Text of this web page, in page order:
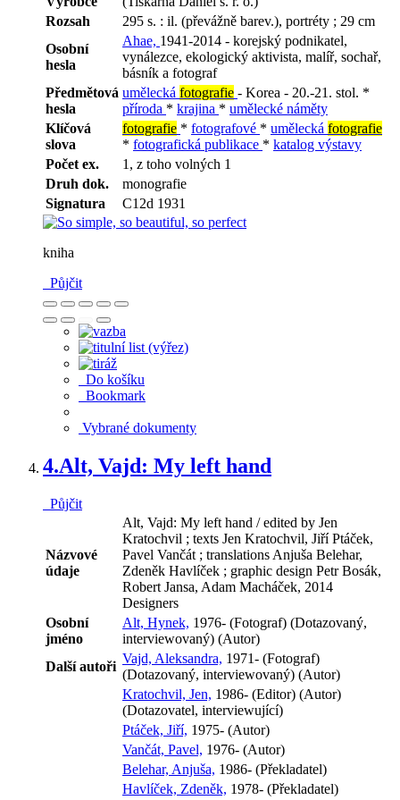
Rozsah
295 s. : il. (převážně barev.), portréty ; 29 cm
Osobní
hesla
Ahae, 1941-2014 - korejský podnikatel,
vynálezce, ekologický aktivista, malíř, sochař,
básník a fotograf
Předmětová
hesla
umělecká fotografie - Korea - 20.-21. stol. *
příroda * krajina * umělecké náměty
Klíčová
slova
fotografie * fotografové * umělecká fotografie
* fotografická publikace * katalog výstavy
Počet ex.
1, z toho volných 1
Druh dok.
monografie
Signatura
C12d 1931
kniha
Půjčit
Do košíku
Bookmark
Vybrané dokumenty
4.Alt, Vajd: My left hand
Půjčit
Názvové
údaje
Alt, Vajd: My left hand / edited by Jen
Kratochvil ; texts Jen Kratochvil, Jiří Ptáček,
Pavel Vančát ; translations Anjuša Belehar,
Zdeněk Havlíček ; graphic design Petr Bosák,
Robert Jansa, Adam Macháček, 2014
Designers
Osobní
jméno
Alt, Hynek, 1976- (Fotograf) (Dotazovaný,
interviewovaný) (Autor)
Další autoři
Vajd, Aleksandra, 1971- (Fotograf)
(Dotazovaný, interviewovaný) (Autor)
Kratochvil, Jen, 1986- (Editor) (Autor)
(Dotazovatel, interviewující)
Ptáček, Jiří, 1975- (Autor)
Vančát, Pavel, 1976- (Autor)
Belehar, Anjuša, 1986- (Překladatel)
Havlíček, Zdeněk, 1978- (Překladatel)